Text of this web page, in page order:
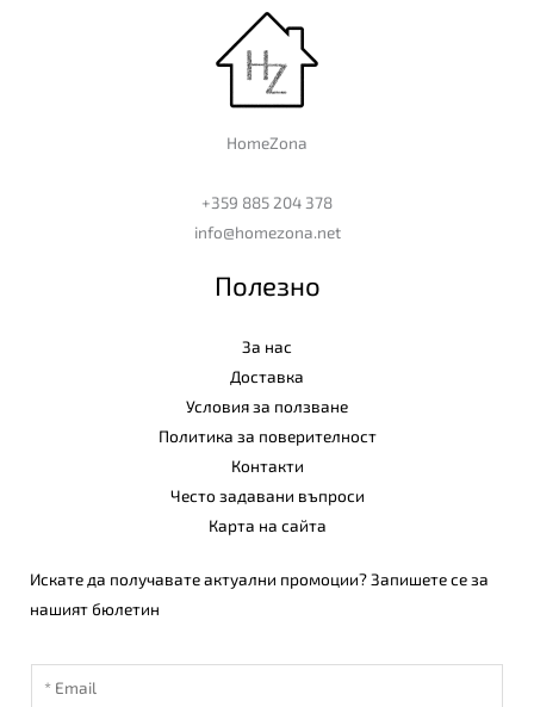
HomeZona
+359 885 204 378
info@homezona.net
Полезно
За нас
Доставка
Условия за ползване
Политика за поверителност
Контакти
Често задавани въпроси
Карта на сайта
Искате да получавате актуални промоции? Запишете се за
нашият бюлетин